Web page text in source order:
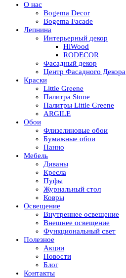
О нас
Bogema Decor
Bogema Facade
Лепнина
Интерьерный декор
HiWood
RODECOR
Фасадный декор
Центр Фасадного Декора
Краски
Little Greene
Палитра Stone
Палитры Little Greene
ARGILE
Обои
Флизелиновые обои
Бумажные обои
Панно
Мебель
Диваны
Кресла
Пуфы
Журнальный стол
Ковры
Освещение
Внутреннее освещение
Внешнее освещение
Функциональный свет
Полезное
Акции
Новости
Блог
Контакты